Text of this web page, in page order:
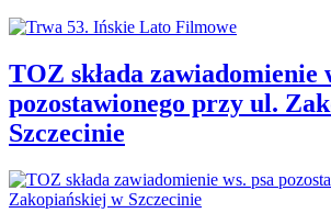
TOZ składa zawiadomienie
pozostawionego przy ul.
Szczecinie